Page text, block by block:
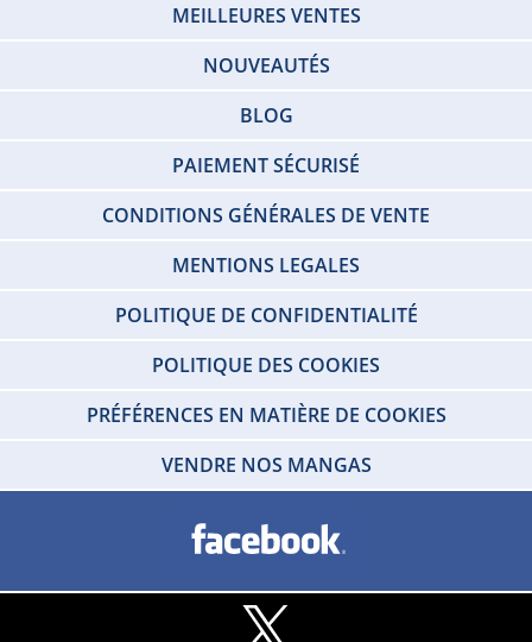
MEILLEURES VENTES
NOUVEAUTÉS
BLOG
PAIEMENT SÉCURISÉ
CONDITIONS GÉNÉRALES DE VENTE
MENTIONS LEGALES
POLITIQUE DE CONFIDENTIALITÉ
POLITIQUE DES COOKIES
PRÉFÉRENCES EN MATIÈRE DE COOKIES
VENDRE NOS MANGAS